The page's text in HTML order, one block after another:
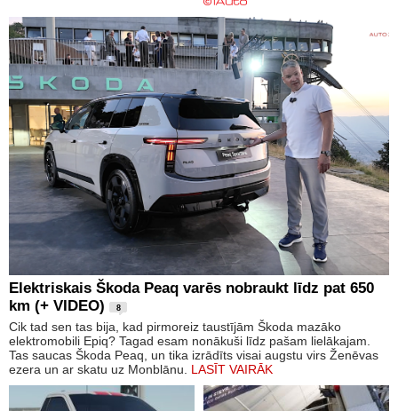
Elektriskais Škoda Peaq varēs nobraukt līdz pat 650
km (+ VIDEO)
8
Cik tad sen tas bija, kad pirmoreiz taustījām Škoda mazāko
elektromobili Epiq? Tagad esam nonākuši līdz pašam lielākajam.
Tas saucas Škoda Peaq, un tika izrādīts visai augstu virs Ženēvas
ezera un ar skatu uz Monblānu. LASĪT VAIRĀK